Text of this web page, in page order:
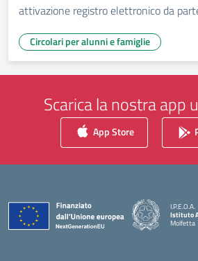
attivazione registro elettronico da
Circolari per alunni e famiglie
Scarica la nostra app
App Store
I.P.E.O.A.
Istituto
Molfetta